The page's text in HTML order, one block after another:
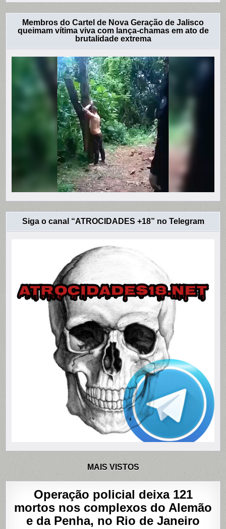
Membros do Cartel de Nova Geração de Jalisco
queimam vítima viva com lança-chamas em ato de
brutalidade extrema
Siga o canal “ATROCIDADES +18” no Telegram
MAIS VISTOS
Operação policial deixa 121
mortos nos complexos do Alemão
e da Penha, no Rio de Janeiro